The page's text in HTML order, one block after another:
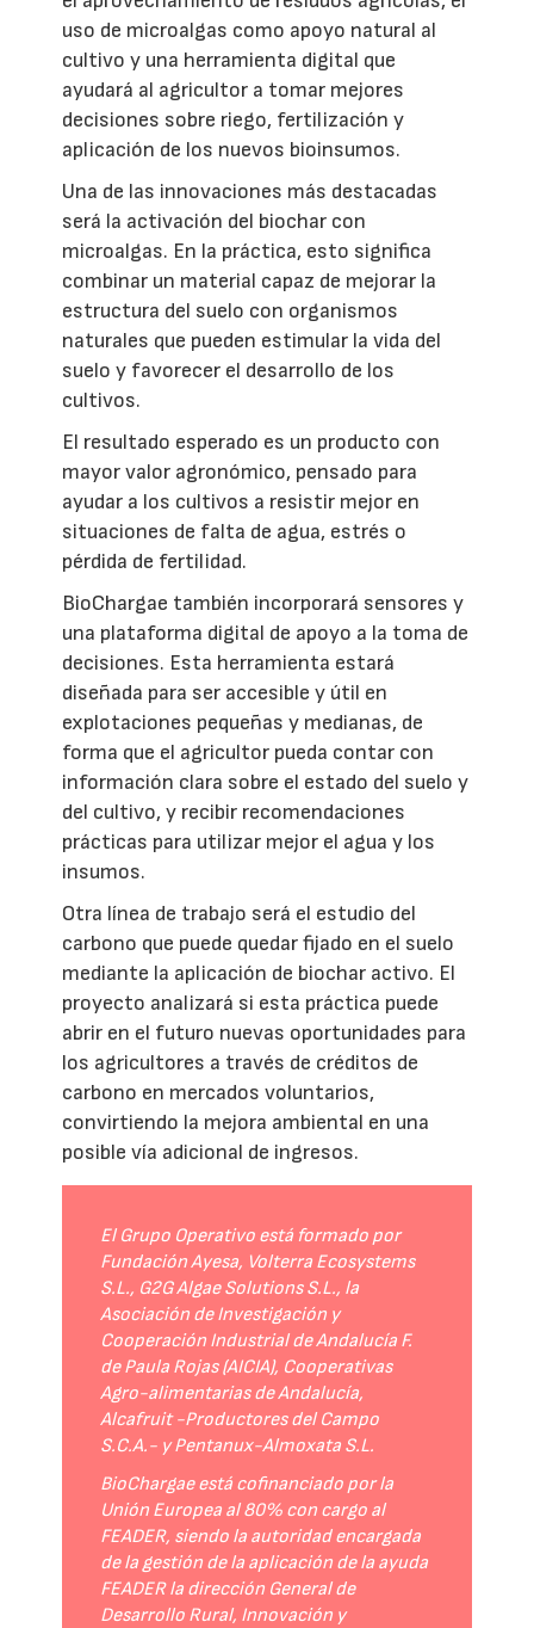
uso de microalgas como apoyo natural al
cultivo y una herramienta digital que
ayudará al agricultor a tomar mejores
decisiones sobre riego, fertilización y
aplicación de los nuevos bioinsumos.
Una de las innovaciones más destacadas
será la activación del biochar con
microalgas. En la práctica, esto significa
combinar un material capaz de mejorar la
estructura del suelo con organismos
naturales que pueden estimular la vida del
suelo y favorecer el desarrollo de los
cultivos.
El resultado esperado es un producto con
mayor valor agronómico, pensado para
ayudar a los cultivos a resistir mejor en
situaciones de falta de agua, estrés o
pérdida de fertilidad.
BioChargae también incorporará sensores y
una plataforma digital de apoyo a la toma de
decisiones. Esta herramienta estará
diseñada para ser accesible y útil en
explotaciones pequeñas y medianas, de
forma que el agricultor pueda contar con
información clara sobre el estado del suelo y
del cultivo, y recibir recomendaciones
prácticas para utilizar mejor el agua y los
insumos.
Otra línea de trabajo será el estudio del
carbono que puede quedar fijado en el suelo
mediante la aplicación de biochar activo. El
proyecto analizará si esta práctica puede
abrir en el futuro nuevas oportunidades para
los agricultores a través de créditos de
carbono en mercados voluntarios,
convirtiendo la mejora ambiental en una
posible vía adicional de ingresos.
El Grupo Operativo está formado por
Fundación Ayesa, Volterra Ecosystems
S.L., G2G Algae Solutions S.L., la
Asociación de Investigación y
Cooperación Industrial de Andalucía F.
de Paula Rojas (AICIA), Cooperativas
Agro-alimentarias de Andalucía,
Alcafruit -Productores del Campo
S.C.A.- y Pentanux-Almoxata S.L.
BioChargae está cofinanciado por la
Unión Europea al 80% con cargo al
FEADER, siendo la autoridad encargada
de la gestión de la aplicación de la ayuda
FEADER la dirección General de
Desarrollo Rural, Innovación y